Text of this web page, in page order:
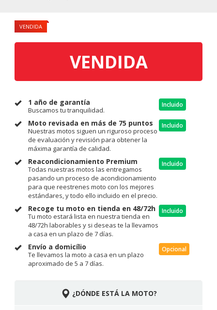
VENDIDA
VENDIDA
1 año de garantía
Buscamos tu tranquilidad.
Incluido
Moto revisada en más de 75 puntos
Nuestras motos siguen un riguroso proceso
de evaluación y revisión para obtener la
máxima garantía de calidad.
Incluido
Reacondicionamiento Premium
Todas nuestras motos las entregamos
pasando un proceso de acondicionamiento
para que reestrenes moto con los mejores
estándares, y todo ello incluido en el precio.
Incluido
Recoge tu moto en tienda en 48/72h
Tu moto estará lista en nuestra tienda en
48/72h laborables y si deseas te la llevamos
a casa en un plazo de 7 días.
Incluido
Envío a domicílio
Te llevamos la moto a casa en un plazo
aproximado de 5 a 7 días.
Opcional
¿DÓNDE ESTÁ LA MOTO?